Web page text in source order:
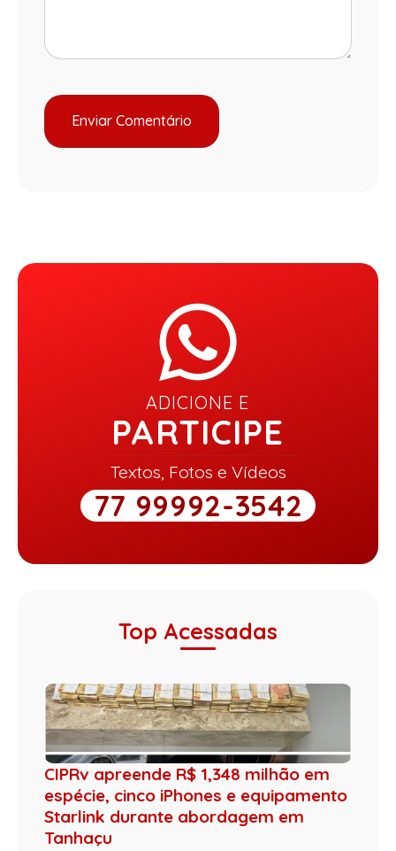
ADICIONE E
PARTICIPE
Textos, Fotos e Vídeos
77 99992-3542
Top Acessadas
CIPRv apreende R$ 1,348 milhão em
espécie, cinco iPhones e equipamento
Starlink durante abordagem em
Tanhaçu